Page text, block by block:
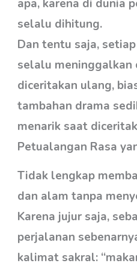
apa, karena di dunia
selalu dihitung.
Dan tentu saja,
selalu meninggalkan
diceritakan ulang,
tambahan drama
menarik saat
Petualangan Rasa
Tidak lengkap
dan alam tanpa
Karena jujur saja,
perjalanan
kalimat sakral: